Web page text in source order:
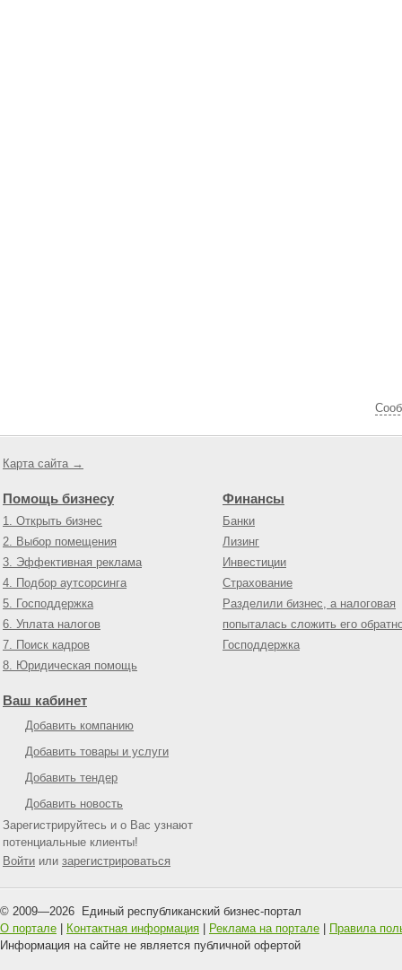
Карта сайта →
Помощь бизнесу
1. Открыть бизнес
2. Выбор помещения
3. Эффективная реклама
4. Подбор аутсорсинга
5. Господдержка
6. Уплата налогов
7. Поиск кадров
8. Юридическая помощь
Финансы
Банки
Лизинг
Инвестиции
Страхование
Разделили бизнес, а налоговая
попыталась сложить его
Господдержка
Ваш кабинет
Добавить компанию
Добавить товары и услуги
Добавить тендер
Добавить новость
Зарегистрируйтесь и о Вас узнают
потенциальные клиенты!
Войти или зарегистрироваться
© 2009—2026 Единый республиканский бизнес-портал
О портале
Контактная информация Реклама на портале
Правила
Информация на сайте не является публичной офертой